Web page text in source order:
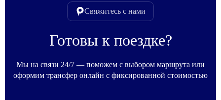
Свяжитесь с нами
Готовы к поездке?
Мы на связи 24/7 — поможем с выбором маршрута или
оформим трансфер онлайн с фиксированной стоимостью